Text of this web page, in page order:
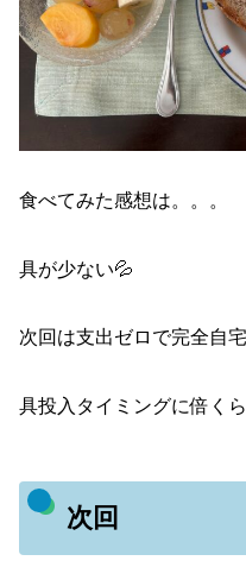
食べてみた感想は。。。
具が少ない💦
次回は支出ゼロで完全自
具投入タイミングに倍く
次回